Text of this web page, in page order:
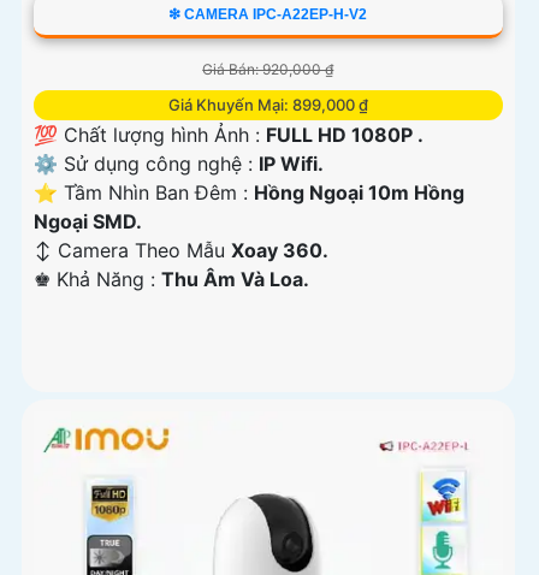
❇ CAMERA IPC-A22EP-H-V2
Giá Bán: 920,000 ₫
Giá Khuyến Mại: 899,000 ₫
💯 Chất lượng hình Ảnh : FULL HD 1080P .
⚙ Sử dụng công nghệ : IP Wifi.
⭐ Tầm Nhìn Ban Đêm : Hồng Ngoại 10m Hồng
Ngoại SMD.
↕️ Camera Theo Mẫu Xoay 360.
️♚ Khả Năng : Thu Âm Và Loa.